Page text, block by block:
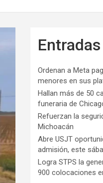
Ordenan a Meta
menores en sus
Hallan más de 50
funeraria de
Refuerzan la
Michoacán
Abre USJT
admisión, este
Logra STPS la
900 colocaciones